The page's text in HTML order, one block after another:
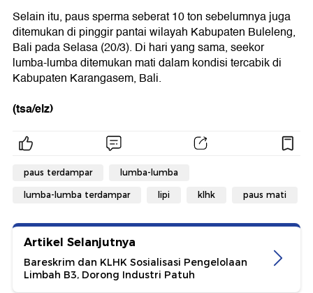
Selain itu, paus sperma seberat 10 ton sebelumnya juga
ditemukan di pinggir pantai wilayah Kabupaten Buleleng,
Bali pada Selasa (20/3). Di hari yang sama, seekor
lumba-lumba ditemukan mati dalam kondisi tercabik di
Kabupaten Karangasem, Bali.
(tsa/elz)
paus terdampar lumba-lumba
lumba-lumba terdampar lipi klhk paus mati
Artikel Selanjutnya
Bareskrim dan KLHK Sosialisasi Pengelolaan
Limbah B3, Dorong Industri Patuh